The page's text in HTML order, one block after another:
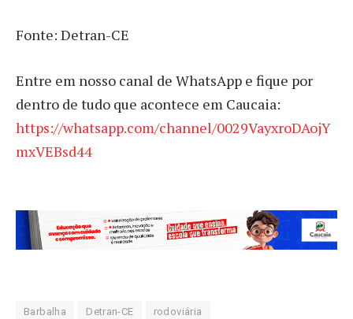
Fonte: Detran-CE
Entre em nosso canal de WhatsApp e fique por
dentro de tudo que acontece em Caucaia:
https://whatsapp.com/channel/0029VayxroDAojY
mxVEBsd44
Barbalha Detran-CE rodoviária